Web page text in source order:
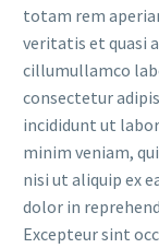
totam rem
veritatis et quasi
cillumullamco
consectetur
incididunt ut
minim veniam,
nisi ut aliquip ex
dolor in
Excepteur sint